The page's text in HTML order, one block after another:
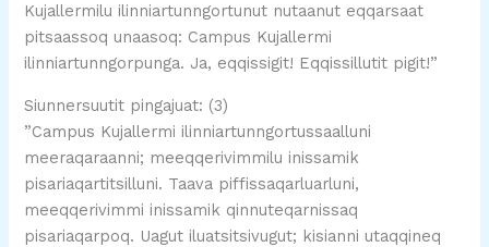
Kujallermilu ilinniartunngortunut nutaanut eqqarsaat
pitsaassoq unaasoq: Campus Kujallermi
ilinniartunngorpunga. Ja, eqqissigit! Eqqissillutit pigit!”
Siunnersuutit pingajuat: (3)
”Campus Kujallermi ilinniartunngortussaalluni
meeraqaraanni; meeqqerivimmilu inissamik
pisariaqartitsilluni. Taava piffissaqarluarluni,
meeqqerivimmi inissamik qinnuteqarnissaq
pisariaqarpoq. Uagut iluatsitsivugut; kisianni utaqqineq